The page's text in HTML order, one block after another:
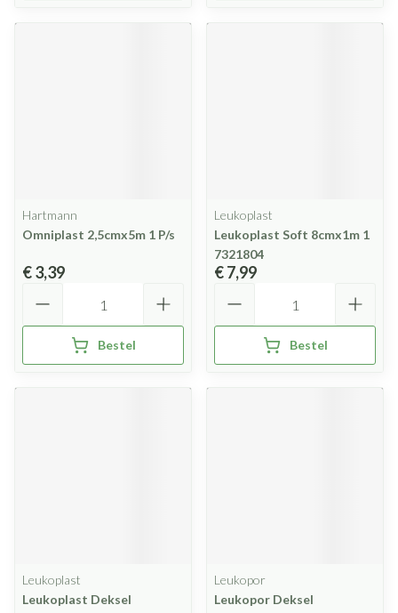
Hartmann
Omniplast 2,5cmx5m 1 P/s
€ 3,39
Bestel
Leukoplast
Leukoplast Soft 8cmx1m 1
7321804
€ 7,99
Bestel
Leukoplast
Leukoplast Deksel
Leukopor
Leukopor Deksel